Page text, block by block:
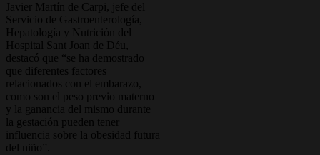
Javier Martín de Carpi, jefe del
Servicio de Gastroenterología,
Hepatología y Nutrición del
Hospital Sant Joan de Déu,
destacó que “se ha demostrado
que diferentes factores
relacionados con el embarazo,
como son el peso previo materno
y la ganancia del mismo durante
la gestación pueden tener
influencia sobre la obesidad futura
del niño”.